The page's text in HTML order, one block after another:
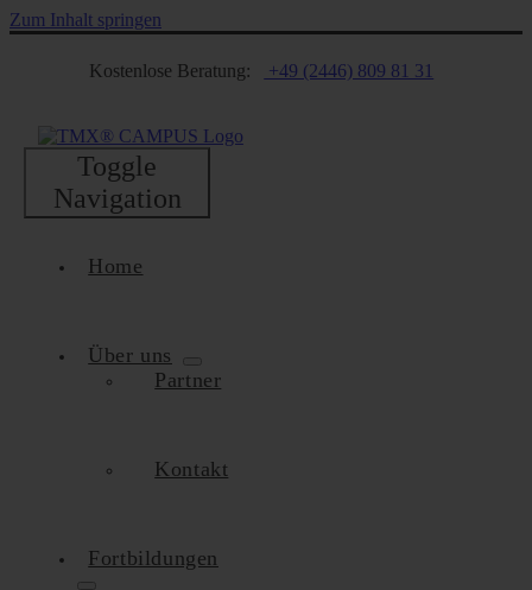
Zum Inhalt springen
Kostenlose Beratung: +49 (2446) 809 81 31
Toggle
Navigation
Home
Über uns
Partner
Kontakt
Fortbildungen